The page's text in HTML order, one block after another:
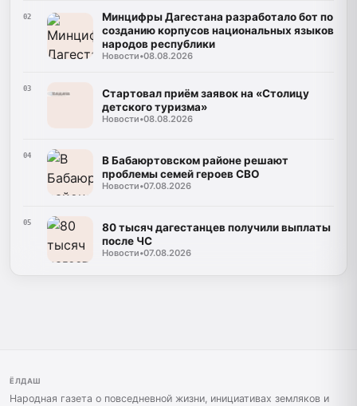
02
Минцифры Дагестана разработало бот по
созданию корпусов национальных языков
народов республики
Новости•08.08.2026
03
Стартовал приём заявок на «Столицу
детского туризма»
Новости•08.08.2026
04
В Бабаюртовском районе решают
проблемы семей героев СВО
Новости•07.08.2026
05
80 тысяч дагестанцев получили выплаты
после ЧС
Новости•07.08.2026
ЁЛДАШ
Народная газета о повседневной жизни, инициативах земляков и